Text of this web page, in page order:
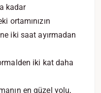
kadar
ortamınızın
iki saat ayırmadan
iki kat daha
en güzel yolu,